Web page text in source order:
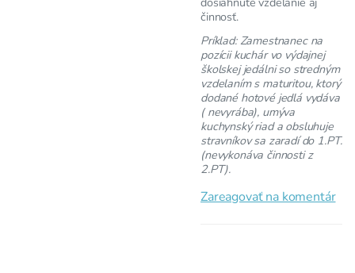
činnosť.
Príklad: Zamestnanec na
pozícii kuchár vo výdajnej
školskej jedálni so stredným
vzdelaním s maturitou, ktorý
dodané hotové jedlá vydáva
( nevyrába), umýva
kuchynský riad a obsluhuje
stravníkov sa zaradí do 1.PT.
(nevykonáva činnosti z
2.PT).
Zareagovať na komentár